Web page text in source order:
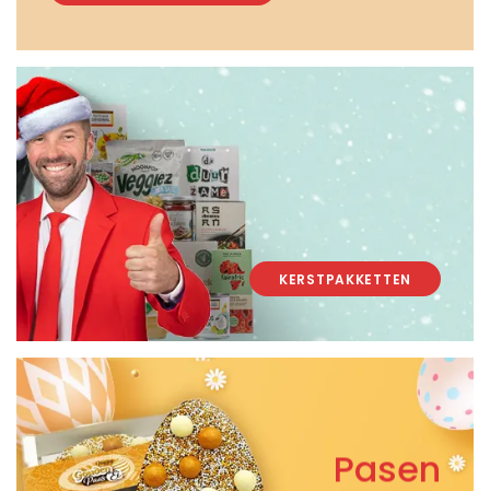
KERSTPAKKETTEN
Pasen